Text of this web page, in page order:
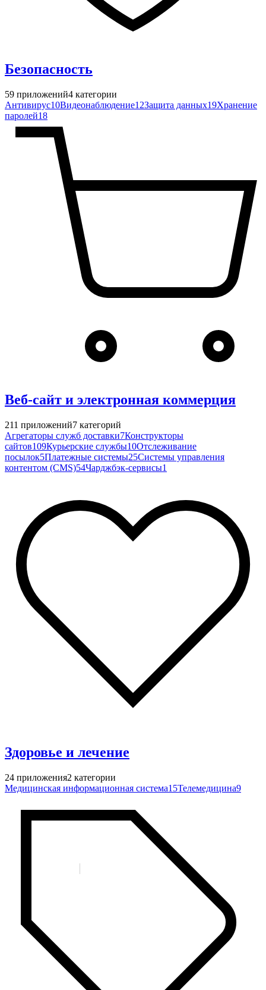
Безопасность
59 приложений4 категории
Антивирус10Видеонаблюдение12Защита данных19Хранение
паролей18
Веб-сайт и электронная коммерция
211 приложений7 категорий
Агрегаторы служб доставки7Конструкторы
сайтов109Курьерские службы10Отслеживание
посылок5Платежные системы25Системы управления
контентом (CMS)54Чарджбэк-сервисы1
Здоровье и лечение
24 приложения2 категории
Медицинская информационная система15Телемедицина9